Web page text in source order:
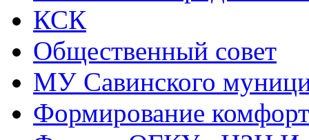
КСК
Общественный совет
МУ Савинского
Формирование